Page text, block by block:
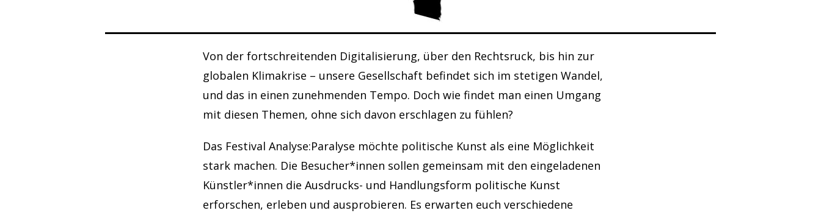
Von der fortschreitenden Digitalisierung, über den Rechtsruck, bis hin zur
globalen Klimakrise – unsere Gesellschaft befindet sich im stetigen Wandel,
und das in einen zunehmenden Tempo. Doch wie findet man einen Umgang
mit diesen Themen, ohne sich davon erschlagen zu fühlen?
Das Festival Analyse:Paralyse möchte politische Kunst als eine Möglichkeit
stark machen. Die Besucher*innen sollen gemeinsam mit den eingeladenen
Künstler*innen die Ausdrucks- und Handlungsform politische Kunst
erforschen, erleben und ausprobieren. Es erwarten euch verschiedene